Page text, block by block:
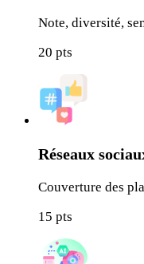
Note, diversité,
20 pts
Réseaux
Couverture des
15 pts